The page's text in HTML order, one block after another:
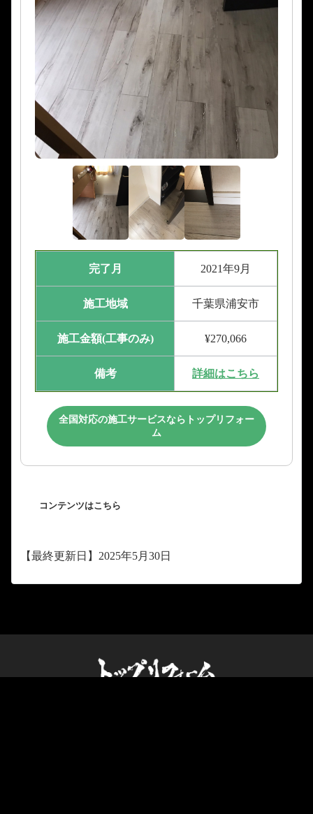
完了月 2021年9月
施工地域 千葉県浦安市
施工金額(工事のみ) ¥270,066
備考 詳細はこちら
全国対応の施工サービスならトップリフォー
ム
コンテンツはこちら
【最終更新日】2025年5月30日